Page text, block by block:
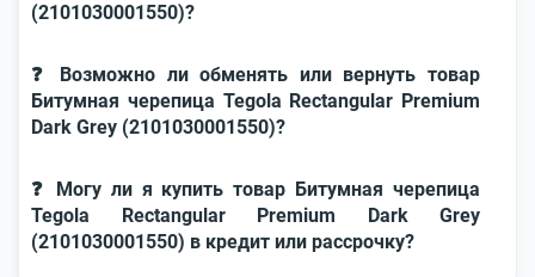
(2101030001550)?
❓ Возможно ли обменять или вернуть товар
Битумная черепица Tegola Rectangular Premium
Dark Grey (2101030001550)?
❓ Могу ли я купить товар Битумная черепица
Tegola Rectangular Premium Dark Grey
(2101030001550) в кредит или рассрочку?